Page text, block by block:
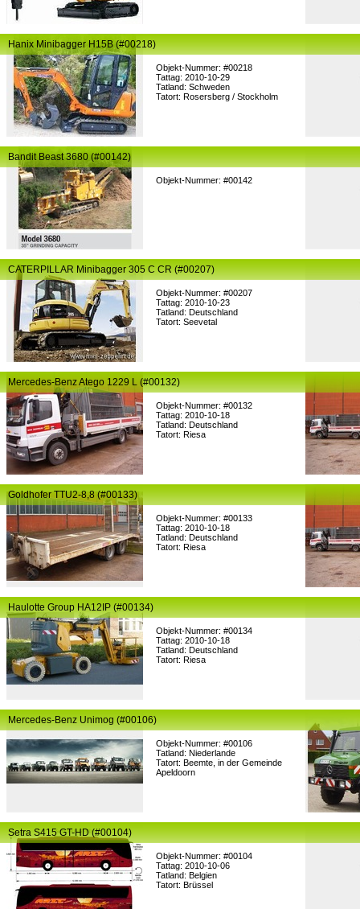
Objekt-Nummer: #00218
Tattag: 2010-10-29
Tatland: Schweden
Tatort: Rosersberg / Stockholm
Hanix Minibagger H15B (#00218)
Objekt-Nummer: #00142
Bandit Beast 3680 (#00142)
Objekt-Nummer: #00207
Tattag: 2010-10-23
Tatland: Deutschland
Tatort: Seevetal
CATERPILLAR Minibagger 305 C CR (#00207)
Objekt-Nummer: #00132
Tattag: 2010-10-18
Tatland: Deutschland
Tatort: Riesa
Mercedes-Benz Atego 1229 L (#00132)
Objekt-Nummer: #00133
Tattag: 2010-10-18
Tatland: Deutschland
Tatort: Riesa
Goldhofer TTU2-8,8 (#00133)
Objekt-Nummer: #00134
Tattag: 2010-10-18
Tatland: Deutschland
Tatort: Riesa
Haulotte Group HA12IP (#00134)
Objekt-Nummer: #00106
Tatland: Niederlande
Tatort: Beemte, in der Gemeinde
Apeldoorn
Mercedes-Benz Unimog (#00106)
Objekt-Nummer: #00104
Tattag: 2010-10-06
Tatland: Belgien
Tatort: Brüssel
Setra S415 GT-HD (#00104)